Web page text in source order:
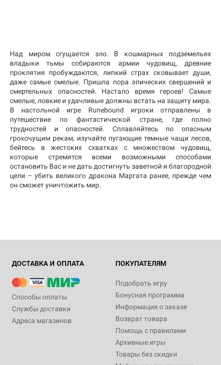
Над миром сгущается зло. В кошмарных подземельях
владыки тьмы собираются армии чудовищ, древние
проклятия пробуждаются, липкий страх сковывает души,
даже самые смелые. Пришла пора эпических свершений и
смертельных опасностей. Настало время героев! Самые
смелые, ловкие и удачливые должны встать на защиту мира.
В настольной игре Runebound игроки отправлены в
путешествие по фантастической стране, где полно
трудностей и опасностей. Сплавляйтесь по опасным
грохочущим рекам, изучайте пугающие темные чащи лесов,
бейтесь в жестоких схватках с множеством чудовищ,
которые стремятся всеми возможными способами
остановить Вас и не дать достигнуть заветной и благородной
цели – убить великого дракона Маргата ранее, прежде чем
он сможет уничтожить мир.
ДОСТАВКА И ОПЛАТА
Способы оплаты
Службы доставки
Адреса магазинов
ПОКУПАТЕЛЯМ
Подобрать игру
Бонусная программа
Информация о заказе
Возврат товара
Помощь с правилами
Архивные игры
Товары без скидки